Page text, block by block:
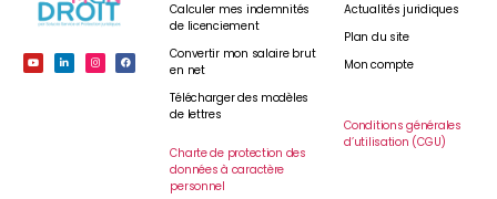
Calculer mes indemnités
de licenciement
Convertir mon salaire brut
en net
Télécharger des modèles
de lettres
Charte de protection des
données à caractère
personnel
Actualités juridiques
Plan du site
Mon compte
Conditions générales
d’utilisation (CGU)